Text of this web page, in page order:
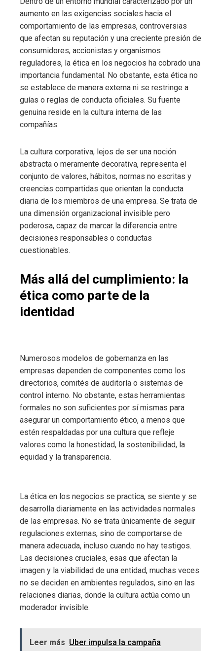
aumento en las exigencias sociales hacia el
comportamiento de las empresas, controversias
que afectan su reputación y una creciente presión de
consumidores, accionistas y organismos
reguladores, la ética en los negocios ha cobrado una
importancia fundamental. No obstante, esta ética no
se establece de manera externa ni se restringe a
guías o reglas de conducta oficiales. Su fuente
genuina reside en la cultura interna de las
compañías.
La cultura corporativa, lejos de ser una noción
abstracta o meramente decorativa, representa el
conjunto de valores, hábitos, normas no escritas y
creencias compartidas que orientan la conducta
diaria de los miembros de una empresa. Se trata de
una dimensión organizacional invisible pero
poderosa, capaz de marcar la diferencia entre
decisiones responsables o conductas
cuestionables.
Más allá del cumplimiento: la
ética como parte de la
identidad
Numerosos modelos de gobernanza en las
empresas dependen de componentes como los
directorios, comités de auditoría o sistemas de
control interno. No obstante, estas herramientas
formales no son suficientes por sí mismas para
asegurar un comportamiento ético, a menos que
estén respaldadas por una cultura que refleje
valores como la honestidad, la sostenibilidad, la
equidad y la transparencia.
La ética en los negocios se practica, se siente y se
desarrolla diariamente en las actividades normales
de las empresas. No se trata únicamente de seguir
regulaciones externas, sino de comportarse de
manera adecuada, incluso cuando no hay testigos.
Las decisiones cruciales, esas que afectan la
imagen y la viabilidad de una entidad, muchas veces
no se deciden en ambientes regulados, sino en las
relaciones diarias, donde la cultura actúa como un
moderador invisible.
Leer más Uber impulsa la campaña